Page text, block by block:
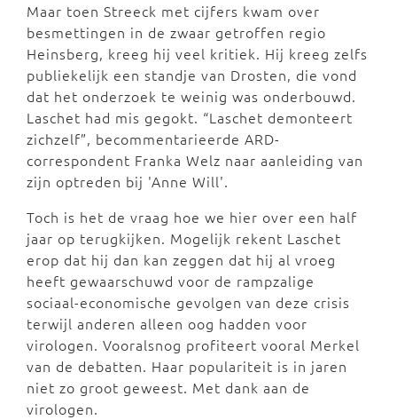
Maar toen Streeck met cijfers kwam over
besmettingen in de zwaar getroffen regio
Heinsberg, kreeg hij veel kritiek. Hij kreeg zelfs
publiekelijk een standje van Drosten, die vond
dat het onderzoek te weinig was onderbouwd.
Laschet had mis gegokt. “Laschet demonteert
zichzelf”, becommentarieerde ARD-
correspondent Franka Welz naar aanleiding van
zijn optreden bij 'Anne Will'.
Toch is het de vraag hoe we hier over een half
jaar op terugkijken. Mogelijk rekent Laschet
erop dat hij dan kan zeggen dat hij al vroeg
heeft gewaarschuwd voor de rampzalige
sociaal-economische gevolgen van deze crisis
terwijl anderen alleen oog hadden voor
virologen. Vooralsnog profiteert vooral Merkel
van de debatten. Haar populariteit is in jaren
niet zo groot geweest. Met dank aan de
virologen.